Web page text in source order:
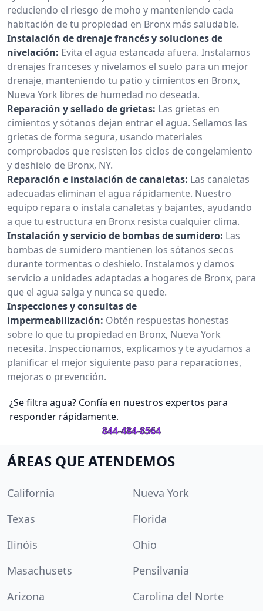
reduciendo el riesgo de moho y manteniendo cada
habitación de tu propiedad en Bronx más saludable.
Instalación de drenaje francés y soluciones de
nivelación: Evita el agua estancada afuera. Instalamos
drenajes franceses y nivelamos el suelo para un mejor
drenaje, manteniendo tu patio y cimientos en Bronx,
Nueva York libres de humedad no deseada.
Reparación y sellado de grietas: Las grietas en
cimientos y sótanos dejan entrar el agua. Sellamos las
grietas de forma segura, usando materiales
comprobados que resisten los ciclos de congelamiento
y deshielo de Bronx, NY.
Reparación e instalación de canaletas: Las canaletas
adecuadas eliminan el agua rápidamente. Nuestro
equipo repara o instala canaletas y bajantes, ayudando
a que tu estructura en Bronx resista cualquier clima.
Instalación y servicio de bombas de sumidero: Las
bombas de sumidero mantienen los sótanos secos
durante tormentas o deshielo. Instalamos y damos
servicio a unidades adaptadas a hogares de Bronx, para
que el agua salga y nunca se quede.
Inspecciones y consultas de
impermeabilización: Obtén respuestas honestas
sobre lo que tu propiedad en Bronx, Nueva York
necesita. Inspeccionamos, explicamos y te ayudamos a
planificar el mejor siguiente paso para reparaciones,
mejoras o prevención.
¿Se filtra agua? Confía en nuestros expertos para
responder rápidamente.
844-484-8564
ÁREAS QUE ATENDEMOS
California
Nueva York
Texas
Florida
Ilinóis
Ohio
Masachusets
Pensilvania
Arizona
Carolina del Norte